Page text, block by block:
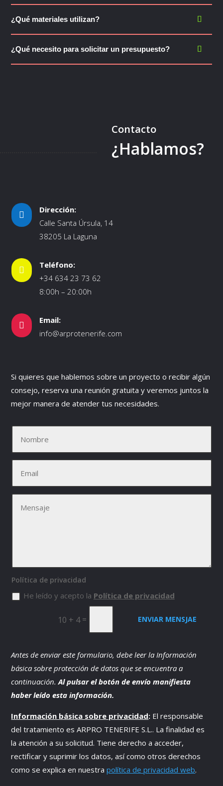
¿Qué materiales utilizan?
¿Qué necesito para solicitar un presupuesto?
Contacto
¿Hablamos?

Dirección:
Calle Santa Úrsula, 14
38205 La Laguna

Teléfono:
+34 634 23 73 62
8:00h – 20:00h

Email:
info@arprotenerife.com
Si quieres que hablemos sobre un proyecto o recibir algún
consejo, reserva una reunión gratuita y veremos juntos la
mejor manera de atender tus necesidades.
Política de privacidad
He leído y acepto la Política de privacidad
10 + 4= ENVIAR MENSJAE
Antes de enviar este formulario, debe leer la Información
básica sobre protección de datos que se encuentra a
continuación. Al pulsar el botón de envío manifiesta
haber leído esta información.
Información básica sobre privacidad: El responsable
del tratamiento es ARPRO TENERIFE S.L.. La finalidad es
la atención a su solicitud. Tiene derecho a acceder,
rectificar y suprimir los datos, así como otros derechos
como se explica en nuestra política de privacidad web.